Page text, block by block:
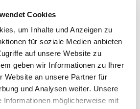
Cookies
um Inhalte und Anzeigen zu
für soziale Medien anbieten
auf unsere Website zu
geben wir Informationen zu Ihrer
Website an unsere Partner für
und Analysen weiter. Unsere
Informationen möglicherweise mit
IT-Kenntnisse im
Lebenslauf: So stellen Sie
Ihre Skills überzeugend
dar